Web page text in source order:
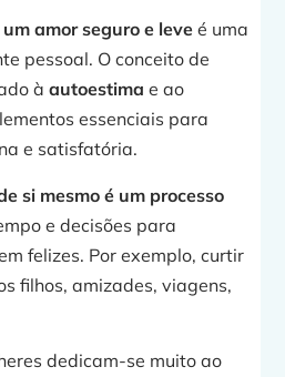
amor seguro e leveé uma
pessoal. O conceito de
àautoestima e ao
essenciais para
e satisfatória.
si mesmo é um processo
e decisões para
felizes. Por exemplo, curtir
filhos, amizades, viagens,
dedicam-se muito ao